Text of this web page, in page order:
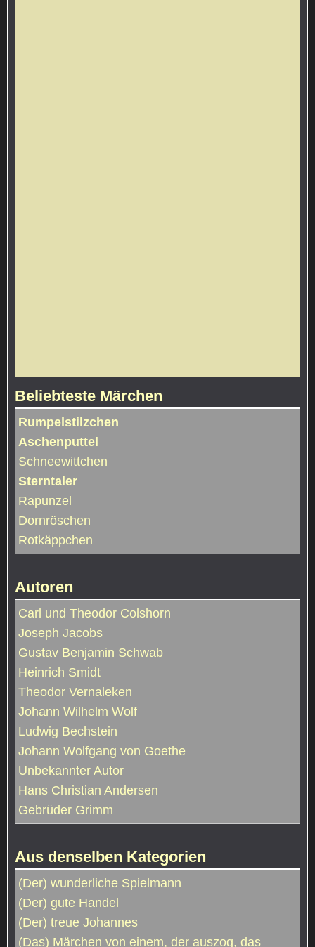
Beliebteste Märchen
Rumpelstilzchen
Aschenputtel
Schneewittchen
Sterntaler
Rapunzel
Dornröschen
Rotkäppchen
Autoren
Carl und Theodor Colshorn
Joseph Jacobs
Gustav Benjamin Schwab
Heinrich Smidt
Theodor Vernaleken
Johann Wilhelm Wolf
Ludwig Bechstein
Johann Wolfgang von Goethe
Unbekannter Autor
Hans Christian Andersen
Gebrüder Grimm
Aus denselben Kategorien
(Der) wunderliche Spielmann
(Der) gute Handel
(Der) treue Johannes
(Das) Märchen von einem, der auszog, das